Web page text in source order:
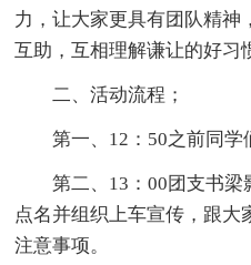
力，让大家更具有团队精神
互助，互相理解谦让的好习
二、活动流程；
第一、12：50之前同学
第二、13：00团支书
点名并组织上车宣传，跟大
注意事项。